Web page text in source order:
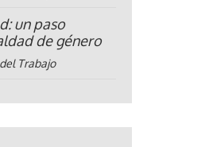
un paso
de género
Trabajo